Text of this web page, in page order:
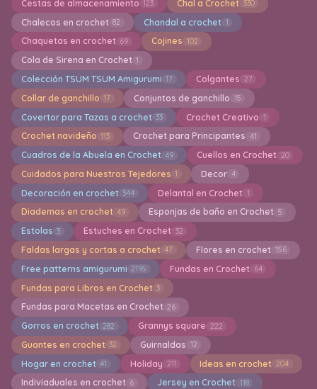
Cestas de almacenamiento 123 Chal a Crochet 330
Chalecos en crochet 82 Chandal a crochet 1
Chaquetas en crochet 69 Cojines 102
Cola de Sirena en Crochet 1
Colección TSUM TSUM Amigurumi 17 Colgantes 27
Collar de ganchillo 17 Conjuntos de ganchillo 15
Covertor para Tazas a crochet 33 Crochet Creativo 1
Crochet navideño 113 Crochet para Principantes 41
Cuadros de la Abuela en Crochet 49 Cuellos en Crochet 20
Cuidados para Nuestros Tejedores 1 Decor 4
Decoración en crochet 344 Delantal en Crochet 1
Diademas en crochet 49 Esponjas de baño en Crochet 5
Estolas 3 Estuches en Crochet 32
Faldas largas y cortas a crochet 47 Flores en crochet 156
Free patterns amigurumi 2195 Fundas en Crochet 64
Fundas para Libros en Crochet 3
Fundas para Macetas en Crochet 26
Gorros en crochet 282 Grannys square 222
Guantes en crochet 32 Guirnaldas 12
Hogar en crochet 41 Holiday 211 Ideas en crochet 204
Indiviaduales en crochet 6 Jersey en Crochet 118